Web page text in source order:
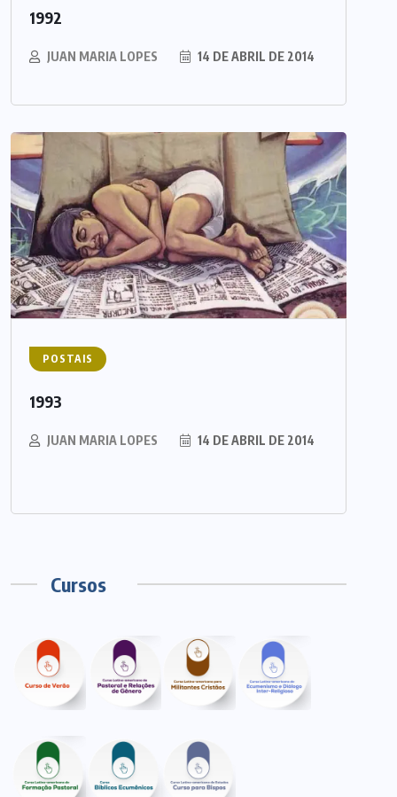
1992
JUAN MARIA LOPES 14 DE ABRIL DE 2014
POSTAIS
1993
JUAN MARIA LOPES 14 DE ABRIL DE 2014
Cursos